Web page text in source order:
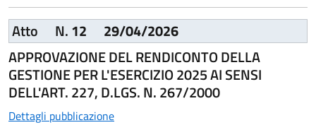
Atto N.12
29/04/2026
APPROVAZIONE DEL RENDICONTO DELLA
GESTIONE PER L'ESERCIZIO 2025 AI SENSI
DELL'ART. 227, D.LGS. N. 267/2000
Dettagli pubblicazione